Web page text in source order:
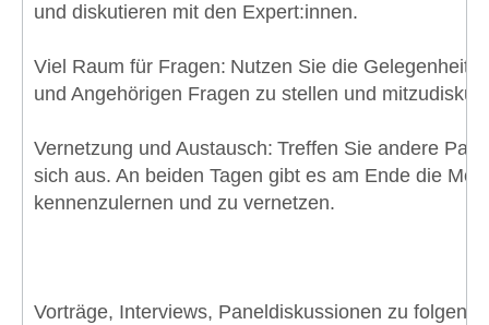
und diskutieren mit den Expert:innen.
Viel Raum für Fragen: Nutzen Sie die Gelegenheit,
und Angehörigen Fragen zu stellen und
Vernetzung und Austausch: Treffen Sie andere
sich aus. An beiden Tagen gibt es am Ende die
kennenzulernen und zu vernetzen.
Vorträge, Interviews, Paneldiskussionen zu